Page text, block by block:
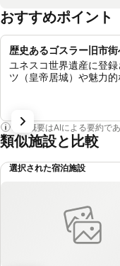
おすすめポイント
歴史あるゴスラー旧市街
ユネスコ世界遺産に登
ツ（皇帝居城）や魅力
この概要はAIによる要約で
類似施設と比較
選択された宿泊施設